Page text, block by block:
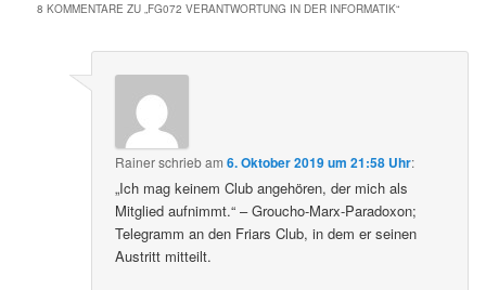
8 KOMMENTARE ZU „FG072 VERANTWORTUNG IN DER INFORMATIK“
Rainerschriebam6. Oktober 2019 um 21:58 Uhr:
„Ich mag keinem Club angehören, der mich als
Mitglied aufnimmt.“ – Groucho-Marx-Paradoxon;
Telegramm an den Friars Club, in dem er seinen
Austritt mitteilt.